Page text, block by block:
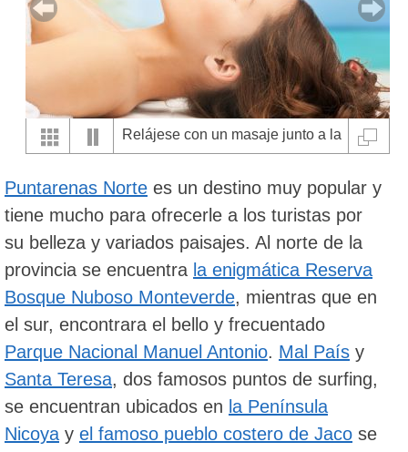
Relájese con un masaje junto a la
Puntarenas Norte es un destino muy popular y
tiene mucho para ofrecerle a los turistas por
su belleza y variados paisajes. Al norte de la
provincia se encuentra la enigmática Reserva
Bosque Nuboso Monteverde, mientras que en
el sur, encontrara el bello y frecuentado
Parque Nacional Manuel Antonio. Mal País y
Santa Teresa, dos famosos puntos de surfing,
se encuentran ubicados en la Península
Nicoya y el famoso pueblo costero de Jaco se